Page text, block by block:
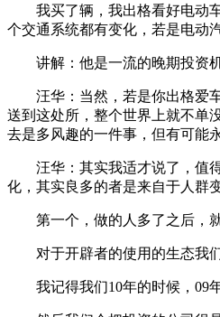
我买了辆，我出格看好电动车
个交通系统都有变化，若是电动
讲解：他是一流的晚期投资机
汪华：当然，若是你出格爱车
送到这处所，整个世界上就不单
去是多风趣的一件事，但有可能
汪华：其实我适才说了，值得
化，其实良多的者是来自于人群变
第一个，做的人多了之后，就
对于开辟者的使用的生态我们
我记得我们10年的时候，09年